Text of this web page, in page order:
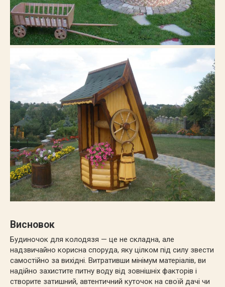
Висновок
Будиночок для колодязя — це не складна, але
надзвичайно корисна споруда, яку цілком під силу звести
самостійно за вихідні. Витративши мінімум матеріалів, ви
надійно захистите питну воду від зовнішніх факторів і
створите затишний, автентичний куточок на своїй дачі чи